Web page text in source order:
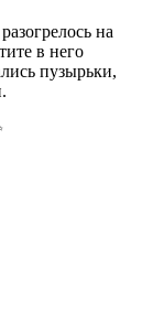
на
в него
пузырьки,